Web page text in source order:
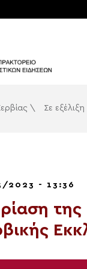
\ Σε
2023 - 13:36